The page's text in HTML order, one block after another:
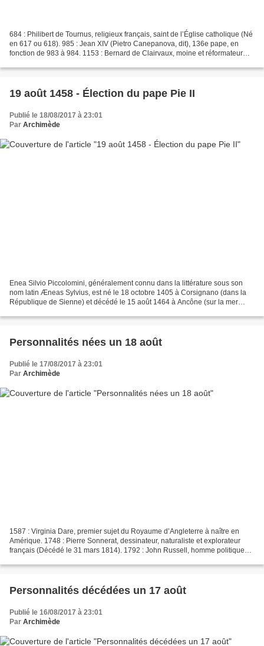
684 : Philibert de Tournus, religieux français, saint de l’Église catholique (Né
en 617 ou 618). 985 : Jean XIV (Pietro Canepanova, dit), 136e pape, en
fonction de 983 à 984. 1153 : Bernard de Clairvaux, moine et réformateur
19 août 1458 - Élection du pape Pie II
Publié le 18/08/2017 à 23:01
Par Archimède
Enea Silvio Piccolomini, généralement connu dans la littérature sous son
nom latin Æneas Sylvius, est né le 18 octobre 1405 à Corsignano (dans la
République de Sienne) et décédé le 15 août 1464 à Ancône (sur la mer
Personnalités nées un 18 août
Publié le 17/08/2017 à 23:01
Par Archimède
1587 : Virginia Dare, premier sujet du Royaume d’Angleterre à naître en
Amérique. 1748 : Pierre Sonnerat, dessinateur, naturaliste et explorateur
français (Décédé le 31 mars 1814). 1792 : John Russell, homme politique
Personnalités décédées un 17 août
Publié le 16/08/2017 à 23:01
Par Archimède